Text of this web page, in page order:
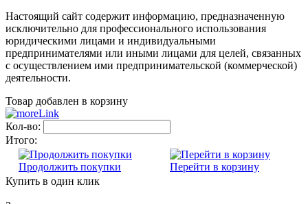
Настоящий сайт содержит информацию, предназначенную
исключительно для профессионального использования
юридическими лицами и индивидуальными
предпринимателями или иными лицами для целей, связанных
с осуществлением ими предпринимательской (коммерческой)
деятельности.
Товар добавлен в корзину
Кол-во:
Итого:
Продолжить покупки
Перейти в корзину
Купить в один клик